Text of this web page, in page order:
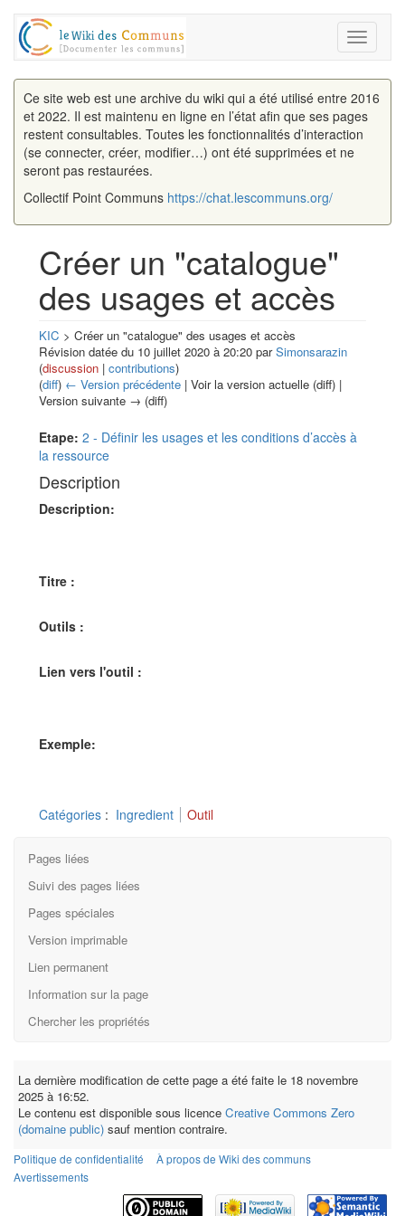
Toggle
Ce site web est une archive du wiki qui a été utilisé entre 2016
et 2022. Il est maintenu en ligne en l’état afin que ses pages
restent consultables. Toutes les fonctionnalités d’interaction
(se connecter, créer, modifier…) ont été supprimées et ne
seront pas restaurées.
Collectif Point Communs https://chat.lescommuns.org/
Créer un "catalogue"
des usages et accès
KIC > Créer un "catalogue" des usages et accès
Révision datée du 10 juillet 2020 à 20:20 parSimonsarazin
(discussion | contributions)
(diff) ← Version précédente | Voir la version actuelle (diff) |
Version suivante → (diff)
Etape: 2 - Définir les usages et les conditions d’accès à
la ressource
Description
Description:
Titre :
Outils :
Lien vers l'outil :
Exemple:
Catégories : Ingredient Outil
Pages liées
Suivi des pages liées
Pages spéciales
Version imprimable
Lien permanent
Information sur la page
Chercher les propriétés
La dernière modification de cette page a été faite le 18 novembre
2025 à 16:52.
Le contenu est disponible sous licence Creative Commons Zero
(domaine public) sauf mention contraire.
Politique de confidentialité
À propos de Wiki des communs
Avertissements